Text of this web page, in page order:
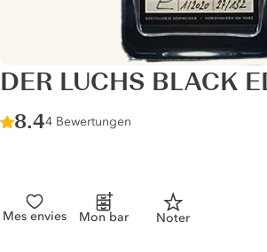
DER LUCHS BLACK
Score :
8.4/ 10
4 Bewertungen
Mes envies Mon bar Noter